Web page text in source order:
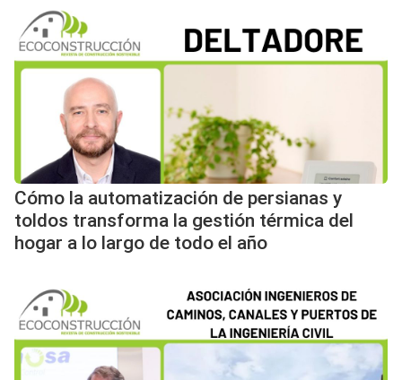
Cómo la automatización de persianas y
toldos transforma la gestión térmica del
hogar a lo largo de todo el año